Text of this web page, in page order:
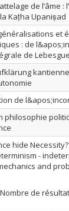
de l’âme
Kaṭha Upaniṣad
et
: de
de Lebesgue
de
philosophie
hide
-
and
Nombre de